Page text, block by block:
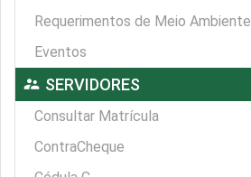
Requerimentos de Meio Ambiente
Eventos
supervisor_account SERVIDORES
Consultar Matrícula
ContraCheque